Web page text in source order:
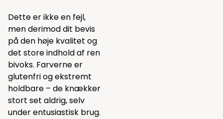
Dette er ikke en fejl,
men derimod dit bevis
på den høje kvalitet og
det store indhold af ren
bivoks. Farverne er
glutenfri og ekstremt
holdbare – de knækker
stort set aldrig, selv
under entusiastisk brug.